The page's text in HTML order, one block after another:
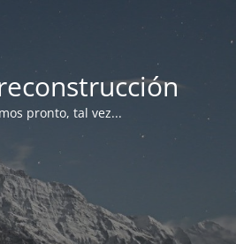
pronto, tal vez...